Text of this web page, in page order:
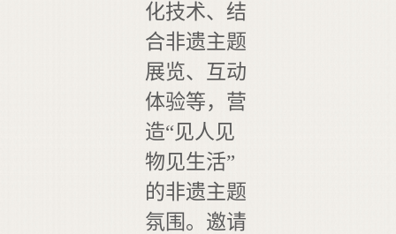
化技术、结
合非遗主题
展览、互动
体验等，营
造“见人见
物见生活”
的非遗主题
氛围。邀请